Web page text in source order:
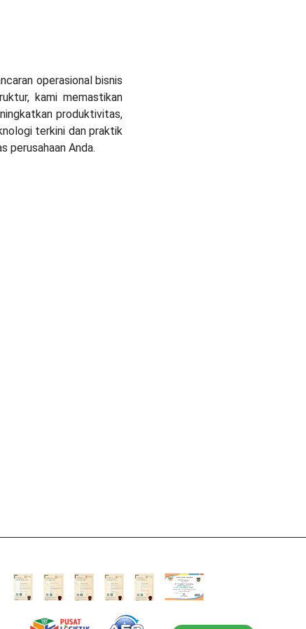
operasional bisnis
kami memastikan
produktivitas,
terkini dan praktik
perusahaan Anda.